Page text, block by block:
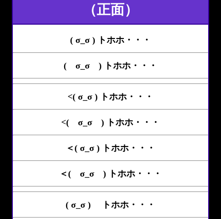
（正面）
( σ_σ ) トホホ・・・
( σ_σ ) トホホ・・・
<( σ_σ ) トホホ・・・
<( σ_σ ) トホホ・・・
＜( σ_σ ) トホホ・・・
＜( σ_σ ) トホホ・・・
( σ_σ )ゝ トホホ・・・